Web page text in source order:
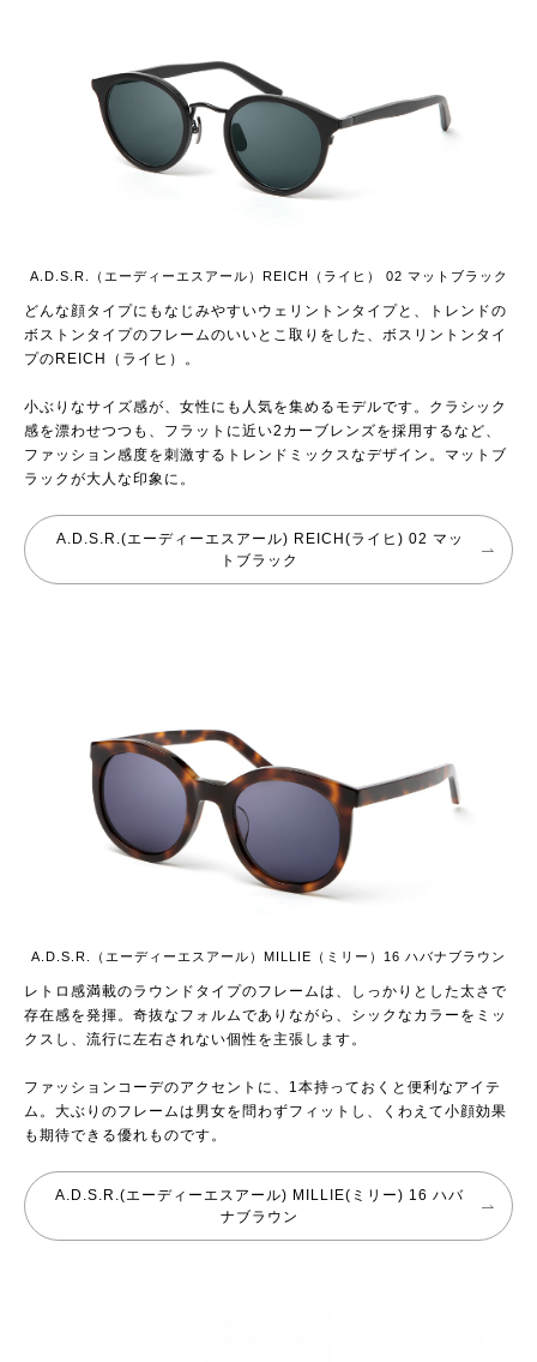
A.D.S.R.（エーディーエスアール）REICH（ライヒ） 02 マットブラック
どんな顔タイプにもなじみやすいウェリントンタイプと、トレンドの
ボストンタイプのフレームのいいとこ取りをした、ボスリントンタイ
プのREICH（ライヒ）。
小ぶりなサイズ感が、女性にも人気を集めるモデルです。クラシック
感を漂わせつつも、フラットに近い2カーブレンズを採用するなど、
ファッション感度を刺激するトレンドミックスなデザイン。マットブ
ラックが大人な印象に。
A.D.S.R.(エーディーエスアール) REICH(ライヒ) 02 マッ
トブラック
A.D.S.R.（エーディーエスアール）MILLIE（ミリー）16 ハバナブラウン
レトロ感満載のラウンドタイプのフレームは、しっかりとした太さで
存在感を発揮。奇抜なフォルムでありながら、シックなカラーをミッ
クスし、流行に左右されない個性を主張します。
ファッションコーデのアクセントに、1本持っておくと便利なアイテ
ム。大ぶりのフレームは男女を問わずフィットし、くわえて小顔効果
も期待できる優れものです。
A.D.S.R.(エーディーエスアール) MILLIE(ミリー) 16 ハバ
ナブラウン